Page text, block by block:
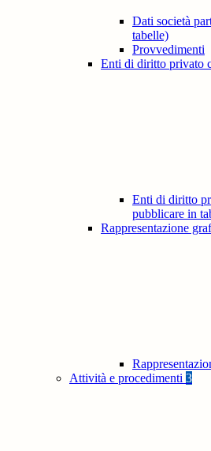
Dati società
tabelle)
Provvedimenti
Enti di diritto privato
Enti di diritto
pubblicare in
Rappresentazione
Attività e procedimenti 3